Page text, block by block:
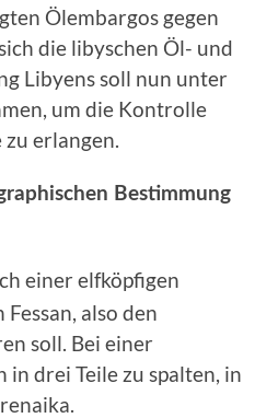
Ölembargos gegen
die libyschen Öl- und
Libyens soll nun unter
um die Kontrolle
erlangen.
Bestimmung
einer elfköpfigen
also den
soll. Bei einer
drei Teile zu spalten, in